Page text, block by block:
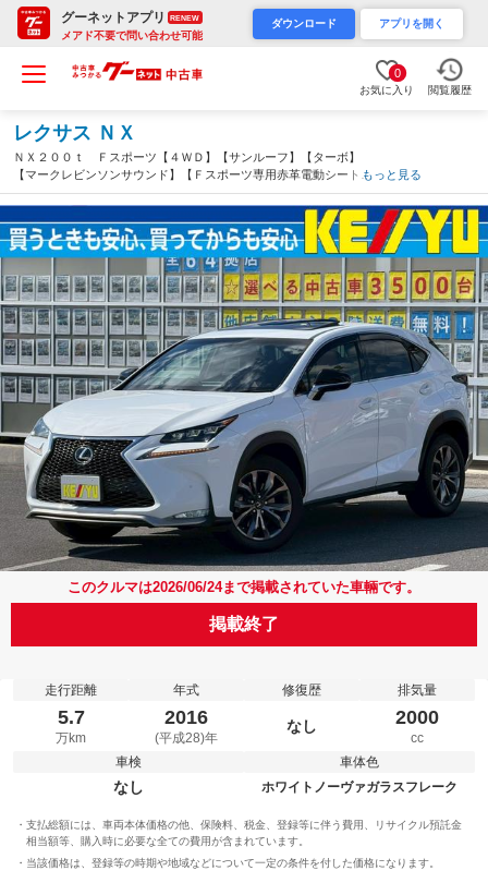
グーネットアプリ RENEW
メアド不要で問い合わせ可能
ダウンロード アプリを開く
0
お気に入り 閲覧履歴
レクサス ＮＸ
ＮＸ２００ｔ Ｆスポーツ【４ＷＤ】【サンルーフ】【ターボ】
【マークレビンソンサウンド】【Ｆスポーツ専用赤革電動シート】
【弊社下取直販車】【純正ナビ／フルセグ／ＵＳＢ／ＡＵＸ／ＢＴ
接続】【シートベンチレーション】【バック・サイドカメラ】【１
００Ｖ電源】（宮城県）
もっと見る
このクルマは2026/06/24まで掲載されていた車輛です。
掲載終了
走行距離
5.7
万km
年式
2016
(平成28)年
修復歴
なし
排気量
2000
cc
車検
なし
車体色
ホワイトノーヴァガラスフレーク
支払総額には、車両本体価格の他、保険料、税金、登録等に伴う費用、リサイクル預託金
相当額等、購入時に必要な全ての費用が含まれています。
当該価格は、登録等の時期や地域などについて一定の条件を付した価格になります。